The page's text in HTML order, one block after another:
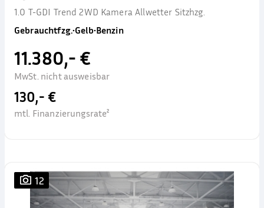
1.0 T-GDI Trend 2WD Kamera Allwetter Sitzhzg.
Gebrauchtfzg.•Gelb•Benzin
11.380,- €
MwSt. nicht ausweisbar
130,- €
mtl. Finanzierungsrate²
12